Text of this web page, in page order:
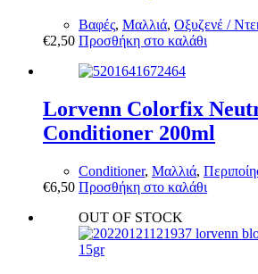
Βαφές, Μαλλιά, Οξυζενέ /
€2,50 Προσθήκη στο καλάθι
Lorvenn Colorfix
Conditioner 200ml
Conditioner, Μαλλιά,
€6,50 Προσθήκη στο καλάθι
OUT OF STOCK